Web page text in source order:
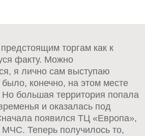
торгам как к
факту. Можно
я лично сам выступаю
конечно, на этом месте
Но большая территория попала
и оказалась под
появился ТЦ «Европа»,
МЧС. Теперь получилось то,